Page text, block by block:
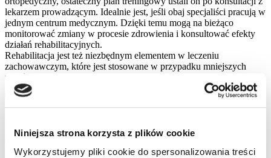
Niniejsza strona korzysta z plików cookie
Wykorzystujemy pliki cookie do spersonalizowania treści
lekarzem prowadzącym. Idealnie jest, jeśli obaj specjaliści pracują w
jednym centrum medycznym. Dzięki temu mogą na bieżąco
monitorować zmiany w procesie zdrowienia i konsultować efekty
działań rehabilitacyjnych.
Rehabilitacja jest też niezbędnym elementem w leczeniu
zachowawczym, które jest stosowane w przypadku mniejszych
urazów i kontuzji.
Trening rehabilitacyjny przyda się również tym, którzy uprawiają
sport. Choć ćwiczenia, które proponuje rehabilitant, nie są tak
treningów, to dzięki nim znacząco zwiększysz wydolność swojego
organizmu. Poza tym niezależnie, czy uprawiasz sport wyczynowo,
czy amatorsko, wciąż istnieje ryzyko doznania kontuzji. Narażasz